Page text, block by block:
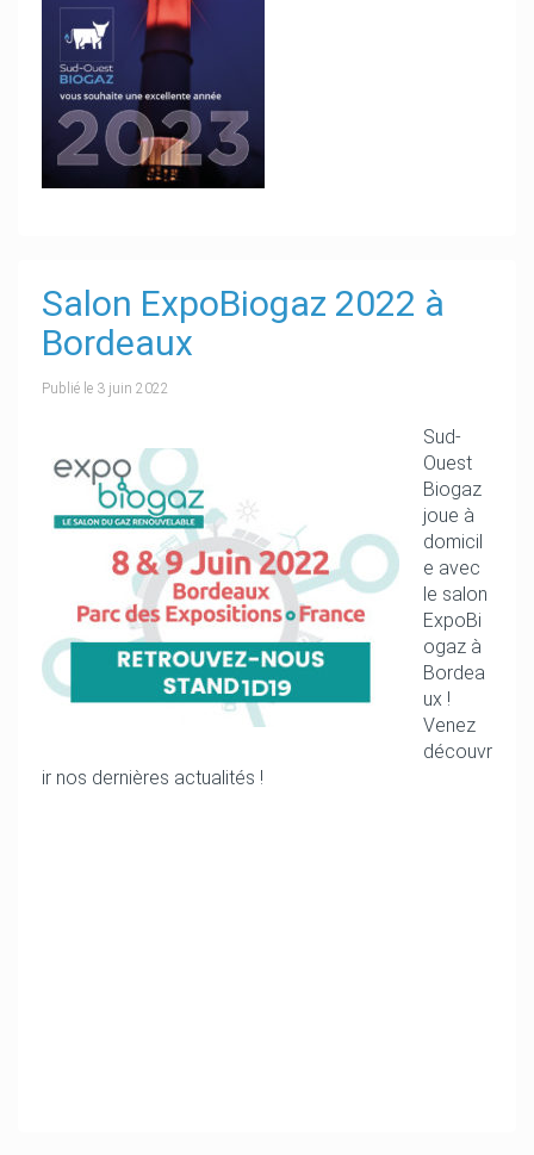
Salon ExpoBiogaz 2022 à
Bordeaux
Publié le 3 juin 2022
Sud-
Ouest
Biogaz
joue à
domicil
e avec
le salon
ExpoBi
ogaz à
Bordea
ux !
Venez
découvr
ir nos dernières actualités !